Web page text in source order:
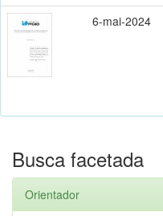
6-mai-2024
Busca facetada
Orientador